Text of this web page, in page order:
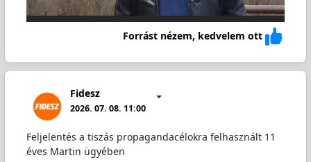
Forrást nézem, kedvelem ott
Fidesz
2026. 07. 08. 11:00
Feljelentés a tiszás propagandacélokra felhasznált 11
éves Martin ügyében